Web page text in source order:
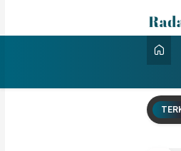
Enak
Wamen Dikdasmen RI